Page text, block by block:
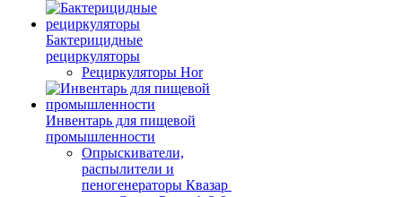
Бактерицидные
рециркуляторы
Рециркуляторы Hor
Инвентарь для пищевой
промышленности
Опрыскиватели,
распылители и
пеногенераторы Квазар